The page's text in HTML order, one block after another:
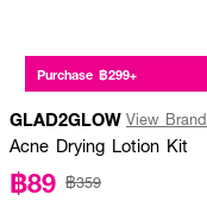
Purchase ฿299+
GLAD2GLOW View Brand
Acne Drying Lotion Kit
฿89 ฿359